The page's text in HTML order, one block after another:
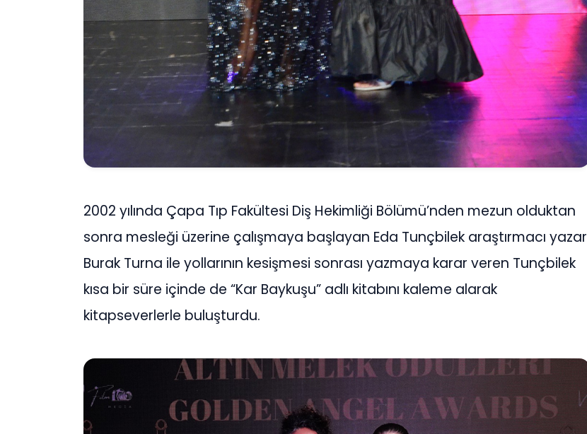
2002 yılında Çapa Tıp Fakültesi Diş Hekimliği Bölümü’nden mezun olduktan
sonra mesleği üzerine çalışmaya başlayan Eda Tunçbilek araştırmacı yazar
Burak Turna ile yollarının kesişmesi sonrası yazmaya karar veren Tunçbilek
kısa bir süre içinde de “Kar Baykuşu” adlı kitabını kaleme alarak
kitapseverlerle buluşturdu.